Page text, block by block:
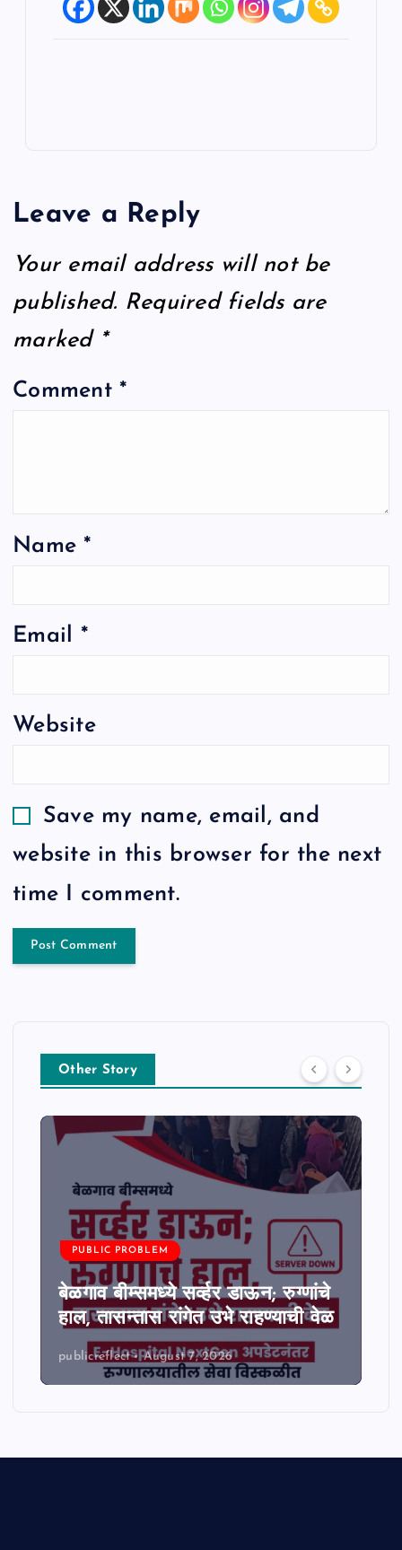
Leave a Reply
Your email address will not be
published. Required fields are
marked *
Comment*
Name*
Email *
Website
Save my name, email, and
website in this browser for the next
time I comment.
Other Story
PUBLIC PROBLEM
बेळगाव बीम्समध्ये सर्व्हर डाऊन; रुग्णांचे
हाल, तासन्तास रांगेत उभे राहण्याची वेळ
publicreflect August 7, 2026